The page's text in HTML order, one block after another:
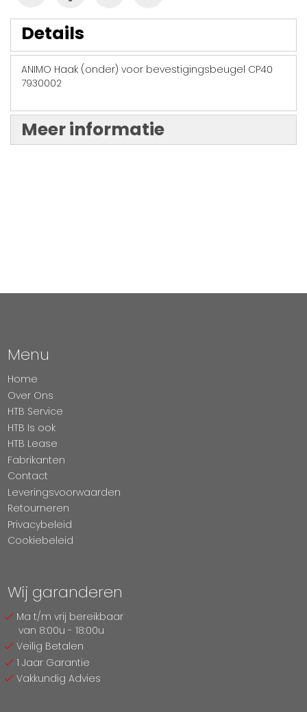
Details
ANIMO Haak (onder) voor bevestigingsbeugel CP40
7930002
Meer informatie
Menu
Home
Over Ons
HTB Service
HTB Is ook
HTB Lease
Fabrikanten
Contact
Leveringsvoorwaarden
Retourneren
Privacybeleid
Cookiebeleid
Wij garanderen
Ma t/m vrij bereikbaar
van 8:00u - 18:00u
Veilig Betalen
1 Jaar Garantie
Vakkundig Advies